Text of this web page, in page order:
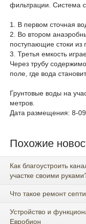
фильтрации. Система
1. В первом сточная
2. Во втором
поступающие стоки из
3. Третья емкость
Через трубу
поле, где вода
Грунтовые воды на
метров.
Дата размещения: 8-
Похожие
Как благоустроить
участке своими
Что такое ремонт
Устройство и
Евробион